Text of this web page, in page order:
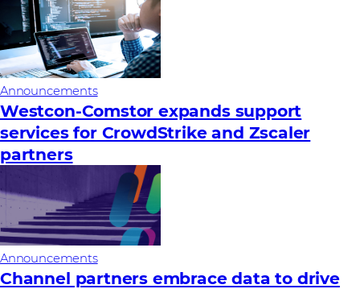
Announcements
Westcon-Comstor expands support
services for CrowdStrike and Zscaler
partners
Announcements
Channel partners embrace data to drive